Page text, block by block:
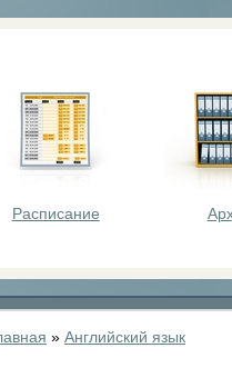
Расписание
» Английский язык